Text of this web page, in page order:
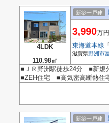
4LDK
110.98㎡
新築一戸建
3,990万円
東海道本線
滋賀県野洲市
■ＪＲ野洲駅徒歩24分 ■新
■ZEH住宅 ■高気密高断熱
新築一戸建